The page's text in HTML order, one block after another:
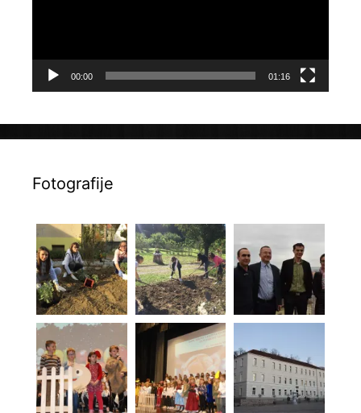
00:00 01:16
Fotografije